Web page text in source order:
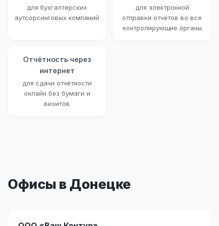
для бухгалтерских
аутсорсинговых компаний
для электронной
отправки отчётов во все
контролирующие органы
Отчётность через
интернет
для сдачи отчётности
онлайн без бумаги и
визитов
Офисы в Донецке